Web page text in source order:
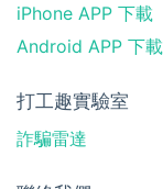
iPhone APP 下載
Android APP 下載
打工趣實驗室
詐騙雷達